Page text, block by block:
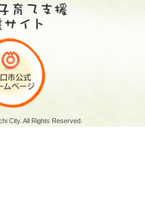
City. All Rights Reserved.